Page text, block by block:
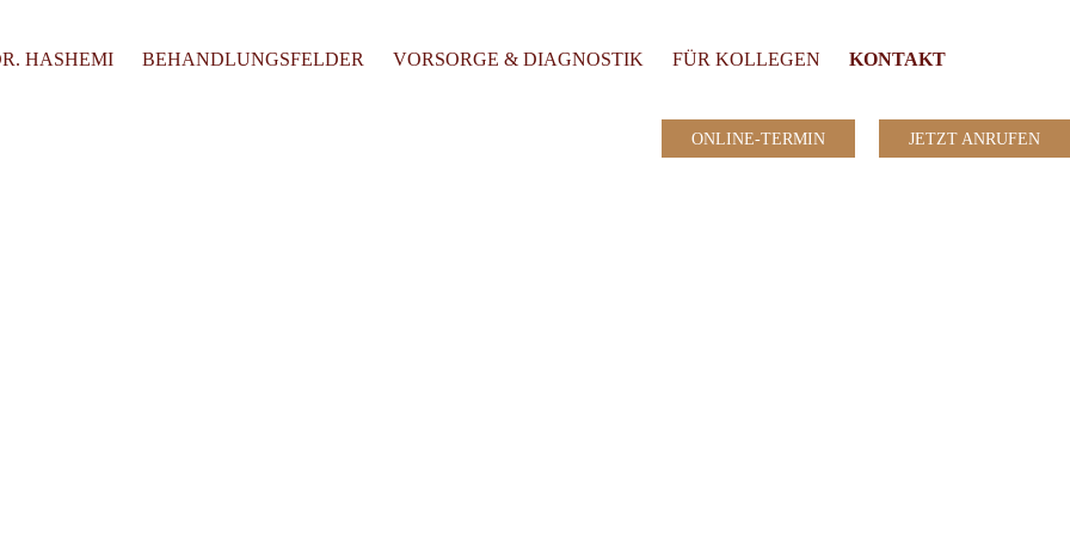
ONLINE-TERMIN JETZT ANRUFEN
HASHEMI BEHANDLUNGSFELDER VORSORGE & DIAGNOSTIK FÜR KOLLEGEN KONTAKT